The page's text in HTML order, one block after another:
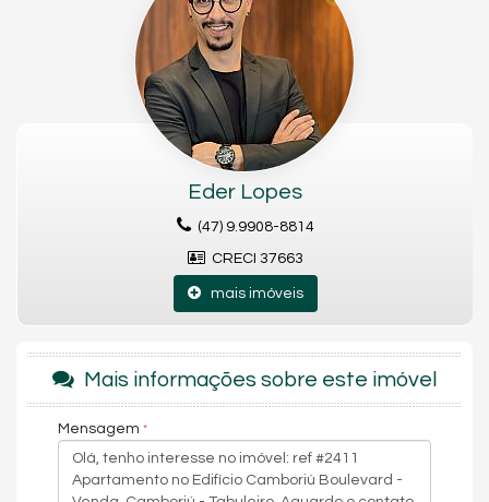
Piso vinílico na área intima
Portas laqueadas
Infraestrutura aquecimento gás
Rebaixo em gesso
Sala de jogos
Spa
Área total 43.272,17 m²
1 Torre
40 Pavimentos
256 Unidades
128 Unidades com 02 dormitórios
Eder Lopes
(47) 9.9908-8814
CRECI 37663
mais imóveis
Mais informações sobre este imóvel
Mensagem